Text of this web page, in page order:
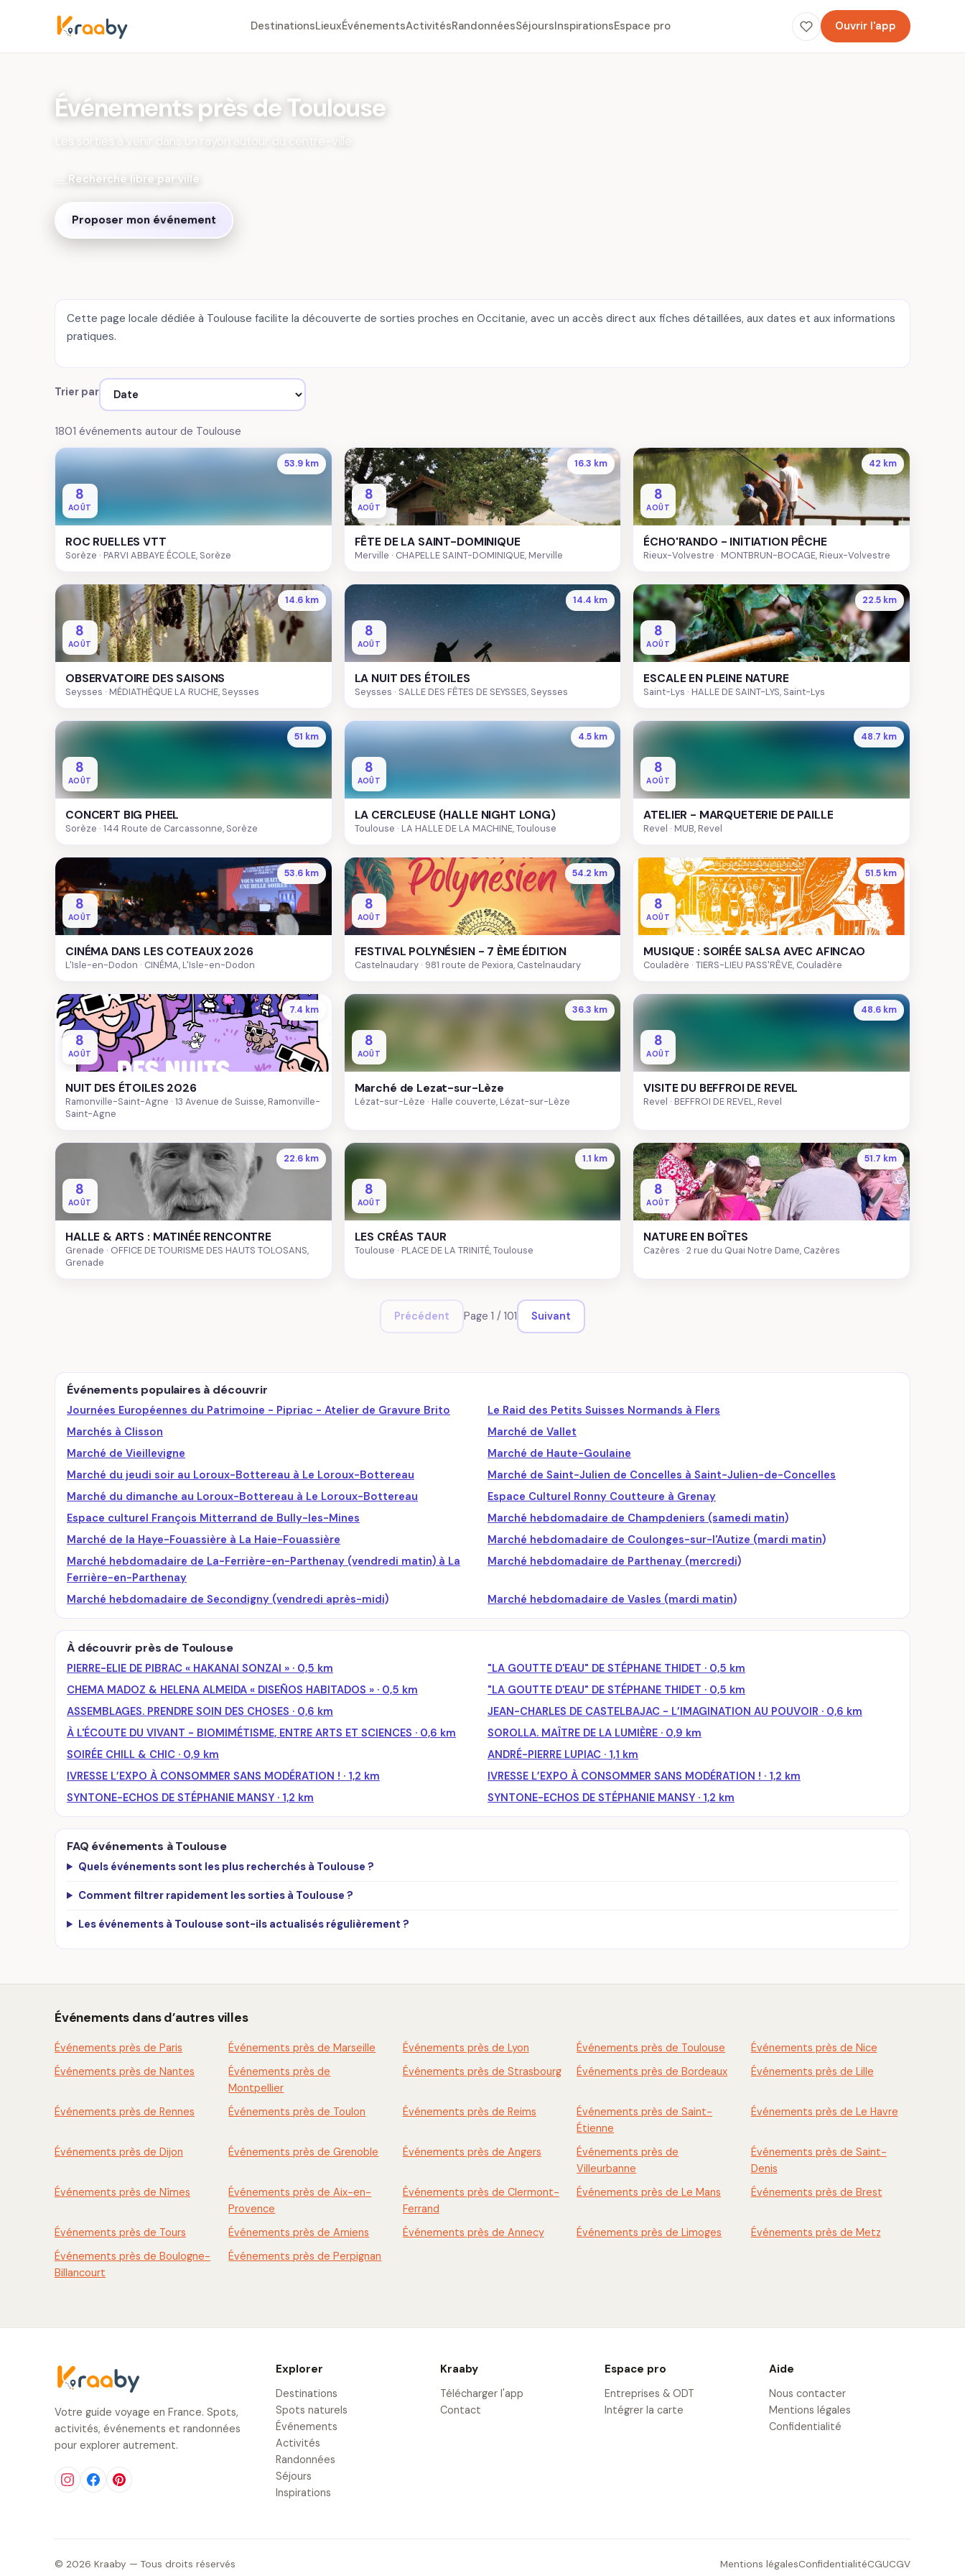
DestinationsLieuxÉvénementsActivitésRandonnéesSéjoursInspirationsEspace pro Ouvrir l'app
Événements près de Toulouse
Les sorties à venir dans un rayon autour du centre-ville.
← Recherche libre par ville
Proposer mon événement
Cette page locale dédiée à Toulouse facilite la découverte de sorties proches en Occitanie, avec un accès direct aux fiches détaillées, aux dates et aux informations
pratiques.
Trier par
1801 événements autour de Toulouse
53.9 km
8
AOÛT
ROC RUELLES VTT
Sorèze PARVI ABBAYE ÉCOLE, Sorèze
16.3 km
8
AOÛT
FÊTE DE LA SAINT-DOMINIQUE
Merville CHAPELLE SAINT-DOMINIQUE, Merville
42 km
8
AOÛT
ÉCHO'RANDO - INITIATION PÊCHE
Rieux-Volvestre MONTBRUN-BOCAGE, Rieux-Volvestre
14.6 km
8
AOÛT
OBSERVATOIRE DES SAISONS
Seysses MÉDIATHÈQUE LA RUCHE, Seysses
14.4 km
8
AOÛT
LA NUIT DES ÉTOILES
Seysses SALLE DES FÊTES DE SEYSSES, Seysses
22.5 km
8
AOÛT
ESCALE EN PLEINE NATURE
Saint-Lys HALLE DE SAINT-LYS, Saint-Lys
51 km
8
AOÛT
CONCERT BIG PHEEL
Sorèze 144 Route de Carcassonne, Sorèze
4.5 km
8
AOÛT
LA CERCLEUSE (HALLE NIGHT LONG)
Toulouse LA HALLE DE LA MACHINE, Toulouse
48.7 km
8
AOÛT
ATELIER - MARQUETERIE DE PAILLE
Revel MUB, Revel
53.6 km
8
AOÛT
CINÉMA DANS LES COTEAUX 2026
L'Isle-en-Dodon CINÉMA, L'Isle-en-Dodon
54.2 km
8
AOÛT
FESTIVAL POLYNÉSIEN - 7 ÈME ÉDITION
Castelnaudary 981 route de Pexiora, Castelnaudary
51.5 km
8
AOÛT
MUSIQUE : SOIRÉE SALSA AVEC AFINCAO
Couladère TIERS-LIEU PASS'RÊVE, Couladère
7.4 km
8
AOÛT
NUIT DES ÉTOILES 2026
Ramonville-Saint-Agne 13 Avenue de Suisse, Ramonville-
Saint-Agne
36.3 km
8
AOÛT
Marché de Lezat-sur-Lèze
Lézat-sur-Lèze Halle couverte, Lézat-sur-Lèze
48.6 km
8
AOÛT
VISITE DU BEFFROI DE REVEL
Revel BEFFROI DE REVEL, Revel
22.6 km
8
AOÛT
HALLE & ARTS : MATINÉE RENCONTRE
Grenade
OFFICE DE TOURISME DES HAUTS TOLOSANS,
Grenade
1.1 km
8
AOÛT
LES CRÉAS TAUR
Toulouse PLACE DE LA TRINITÉ, Toulouse
51.7 km
8
AOÛT
NATURE EN BOÎTES
Cazères 2 rue du Quai Notre Dame, Cazères
Précédent Page 1 / 101 Suivant
Événements populaires à découvrir
Journées Européennes du Patrimoine - Pipriac - Atelier de Gravure Brito
Le Raid des Petits Suisses Normands à Flers
Marchés à Clisson
Marché de Vallet
Marché de Vieillevigne
Marché de Haute-Goulaine
Marché du jeudi soir au Loroux-Bottereau à Le Loroux-Bottereau
Marché de Saint-Julien de Concelles à Saint-Julien-de-Concelles
Marché du dimanche au Loroux-Bottereau à Le Loroux-Bottereau
Espace Culturel Ronny Coutteure à Grenay
Espace culturel François Mitterrand de Bully-les-Mines
Marché hebdomadaire de Champdeniers (samedi matin)
Marché de la Haye-Fouassière à La Haie-Fouassière
Marché hebdomadaire de Coulonges-sur-l'Autize (mardi matin)
Marché hebdomadaire de La-Ferrière-en-Parthenay (vendredi matin) à La
Ferrière-en-Parthenay
Marché hebdomadaire de Parthenay (mercredi)
Marché hebdomadaire de Secondigny (vendredi après-midi) Marché hebdomadaire de Vasles (mardi matin)
À découvrir près de Toulouse
PIERRE-ELIE DE PIBRAC « HAKANAI SONZAI » · 0,5 km
"LA GOUTTE D'EAU" DE STÉPHANE THIDET · 0,5 km
CHEMA MADOZ & HELENA ALMEIDA « DISEÑOS HABITADOS » · 0,5 km
"LA GOUTTE D'EAU" DE STÉPHANE THIDET · 0,5 km
ASSEMBLAGES. PRENDRE SOIN DES CHOSES · 0,6 km
JEAN-CHARLES DE CASTELBAJAC - L’IMAGINATION AU POUVOIR · 0,6 km
À L'ÉCOUTE DU VIVANT - BIOMIMÉTISME, ENTRE ARTS ET SCIENCES · 0,6 km
SOROLLA. MAÎTRE DE LA LUMIÈRE · 0,9 km
SOIRÉE CHILL & CHIC · 0,9 km
ANDRÉ-PIERRE LUPIAC · 1,1 km
IVRESSE L’EXPO À CONSOMMER SANS MODÉRATION ! · 1,2 km
IVRESSE L’EXPO À CONSOMMER SANS MODÉRATION ! · 1,2 km
SYNTONE-ECHOS DE STÉPHANIE MANSY · 1,2 km
SYNTONE-ECHOS DE STÉPHANIE MANSY · 1,2 km
FAQ événements à Toulouse
Quels événements sont les plus recherchés à Toulouse ?
Comment filtrer rapidement les sorties à Toulouse ?
Les événements à Toulouse sont-ils actualisés régulièrement ?
Événements dans d’autres villes
Événements près de Paris Événements près de Marseille Événements près de Lyon Événements près de Toulouse
Événements près de Nice
Événements près de Nantes
Événements près de
Montpellier
Événements près de Strasbourg Événements près de Bordeaux Événements près de Lille
Événements près de Rennes Événements près de Toulon Événements près de Reims
Événements près de Saint-
Étienne
Événements près de Le Havre
Événements près de Dijon Événements près de Grenoble Événements près de Angers
Événements près de
Villeurbanne
Événements près de Saint-
Denis
Événements près de Nîmes
Événements près de Aix-en-
Provence
Événements près de Clermont-
Ferrand
Événements près de Le Mans Événements près de Brest
Événements près de Tours Événements près de Amiens Événements près de Annecy Événements près de Limoges
Événements près de Metz
Événements près de Boulogne-
Billancourt
Événements près de Perpignan
Votre guide voyage en France. Spots,
activités, événements et randonnées
pour explorer autrement.
Explorer
Destinations
Spots naturels
Événements
Activités
Randonnées
Séjours
Inspirations
Kraaby
Télécharger l'app
Contact
Espace pro
Entreprises & ODT
Intégrer la carte
Aide
Nous contacter
Mentions légales
Confidentialité
© 2026 Kraaby — Tous droits réservés Mentions légalesConfidentialitéCGUCGV